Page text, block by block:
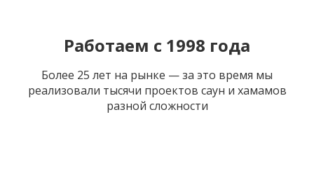
Работаем с 1998 года
Более 25 лет на рынке — за это время мы
реализовали тысячи проектов саун и хамамов
разной сложности